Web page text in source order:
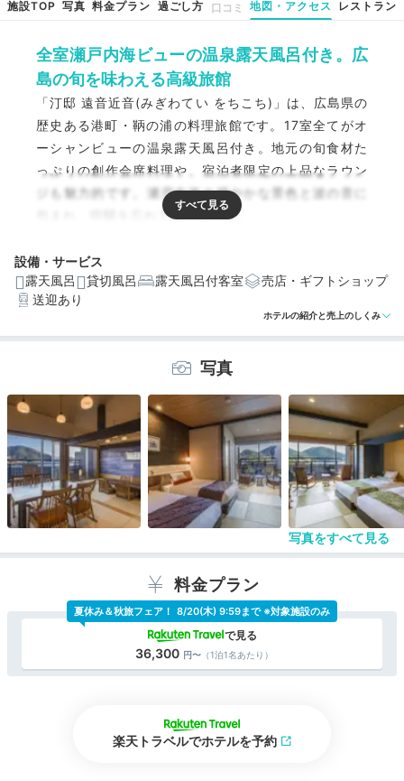
施設TOP 写真 料金プラン 過ごし方 口コミ 地図・アクセス レストラン
全室瀬戸内海ビューの温泉露天風呂付き。広
島の旬を味わえる高級旅館
「汀邸 遠音近音(みぎわてい をちこち)」は、広島県の
歴史ある港町・鞆の浦の料理旅館です。17室全てがオ
ーシャンビューの温泉露天風呂付き。地元の旬食材た
っぷりの創作会席料理や、宿泊者限定の上品なラウン
ジも魅力的です。瀬戸内海の穏やかな景色と波の音に
包まれ、喧騒を忘れて寛げますよ。
編集部おすすめの３つのポイント
名物「鯛釜飯」など、瀬戸内海の幸を堪能できる創作会
席料理
お酒の提供も◎。洗練された宿泊者限定ラウンジ
設備・サービス
露天風呂
貸切風呂 露天風呂付客室
売店・ギフトショップ
送迎あり
ホテルの紹介と売上のしくみ
写真
写真をすべて見る
料金プラン
36,300 （1泊1名あたり）
夏休み＆秋旅フェア！ 8/20(木) 9:59まで ※対象施設のみ
楽天トラベルでホテルを予約